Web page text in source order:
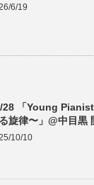
6/19
28 「Young
旋律〜」@中目黒
10/10